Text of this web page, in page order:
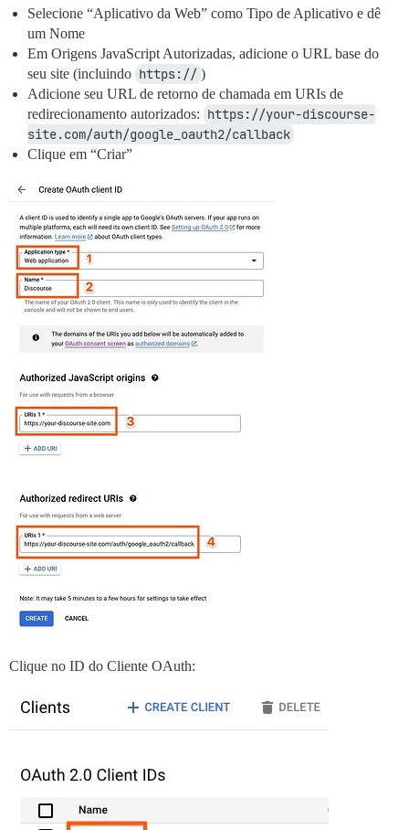
Selecione “Aplicativo da Web” como Tipo de Aplicativo e dê
um Nome
Em Origens JavaScript Autorizadas, adicione o URL base do
seu site (incluindo https:// )
Adicione seu URL de retorno de chamada em URIs de
redirecionamento autorizados: https://your-discourse-
site.com/auth/google_oauth2/callback
Clique em “Criar”
Clique no ID do Cliente OAuth: